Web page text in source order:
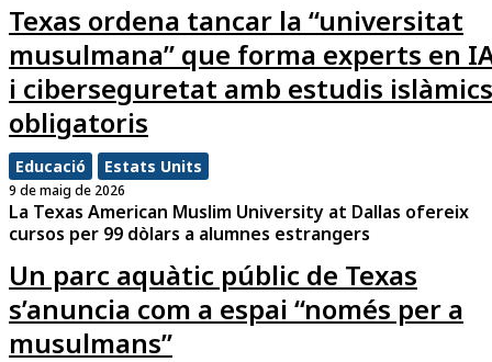
Texas ordena tancar la “universitat
musulmana” que forma experts en
i ciberseguretat amb estudis islàmics
obligatoris
Educació Estats Units
9 de maig de 2026
La Texas American Muslim University at Dallas ofereix
cursos per 99 dòlars a alumnes estrangers
Un parc aquàtic públic de Texas
s’anuncia com a espai “només per a
musulmans”